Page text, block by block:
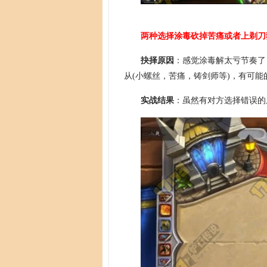
两种选择涂毒砍掉苦痛或者上剃
抉择原因 ：感觉涂毒解太亏节奏
从(小螺丝，苦痛，铸剑师等)，有可
实战结果：虽然有对方选择错误